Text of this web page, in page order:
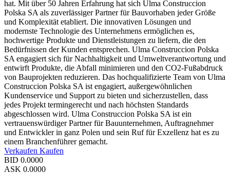
hat. Mit über 50 Jahren Erfahrung hat sich Ulma Construccion
Polska SA als zuverlässiger Partner für Bauvorhaben jeder Größe
und Komplexität etabliert. Die innovativen Lösungen und
modernste Technologie des Unternehmens ermöglichen es,
hochwertige Produkte und Dienstleistungen zu liefern, die den
Bedürfnissen der Kunden entsprechen. Ulma Construccion Polska
SA engagiert sich für Nachhaltigkeit und Umweltverantwortung und
entwirft Produkte, die Abfall minimieren und den CO2-Fußabdruck
von Bauprojekten reduzieren. Das hochqualifizierte Team von Ulma
Construccion Polska SA ist engagiert, außergewöhnlichen
Kundenservice und Support zu bieten und sicherzustellen, dass
jedes Projekt termingerecht und nach höchsten Standards
abgeschlossen wird. Ulma Construccion Polska SA ist ein
vertrauenswürdiger Partner für Bauunternehmen, Auftragnehmer
und Entwickler in ganz Polen und sein Ruf für Exzellenz hat es zu
einem Branchenführer gemacht.
Verkaufen Kaufen
BID 0.0000
ASK 0.0000